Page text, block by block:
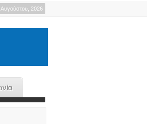
Αυγούστου, 2026